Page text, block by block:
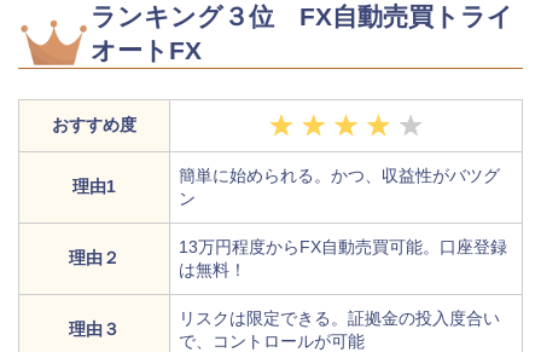
ランキング３位 FX自動売買トライ
オートFX
おすすめ度
理由1
簡単に始められる。かつ、収益性がバツグ
ン
理由２
13万円程度からFX自動売買可能。口座登録
は無料！
理由３
リスクは限定できる。証拠金の投入度合い
で、コントロールが可能